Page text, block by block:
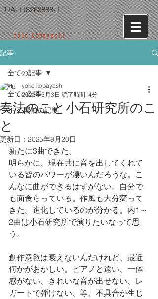
UA-118268888-1
Yoko Kobayashi
記事
全ての記事
HP公開前の記事
全ての記事
奏法のこと小石研究所のこ
と
yoko kobayashi
2023年5月3日 読了時間: 4分
更新日： 2025年8月20日
新たに3曲できた。
明らかに、現在共に音を出してくれて
いる皆のパワーが凄いんだろうな。こ
んなに曲ができるはずがない。自分で
も面食らっている。作風も大分変って
きた。進化しているのが分かる。内1～
2曲は小石研究所で演りたいなって思
う。
創作意欲は衰えないんだけれど、最近
何かがおかしい。ピアノと遠い、一体
感がない、きれいな音が出せない、レ
ガートで弾けない、等、不具合が生じ